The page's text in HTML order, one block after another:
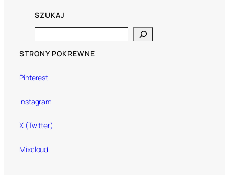
SZUKAJ
STRONY POKREWNE
Pinterest
Instagram
X (Twitter)
Mixcloud